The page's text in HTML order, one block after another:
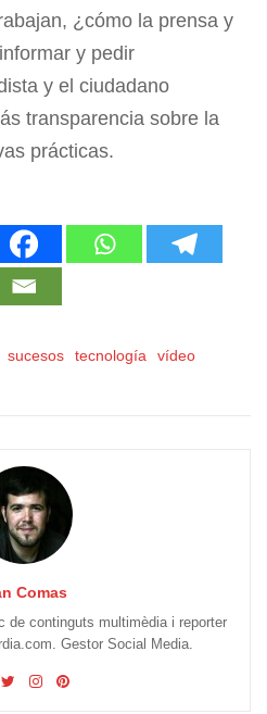
¿cómo la prensa y
y pedir
y el ciudadano
transparencia sobre la
prácticas.
sucesos tecnología vídeo
Comas
de continguts multimèdia i reporter
Gestor Social Media.